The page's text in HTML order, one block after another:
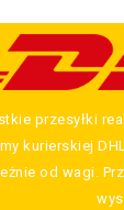
przesyłki
kurierskiej
od wagi.